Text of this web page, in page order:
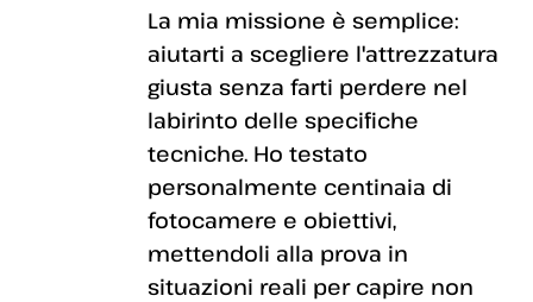
La mia missione è semplice:
aiutarti a scegliere l'attrezzatura
giusta senza farti perdere nel
labirinto delle specifiche
tecniche. Ho testato
personalmente centinaia di
fotocamere e obiettivi,
mettendoli alla prova in
situazioni reali per capire non